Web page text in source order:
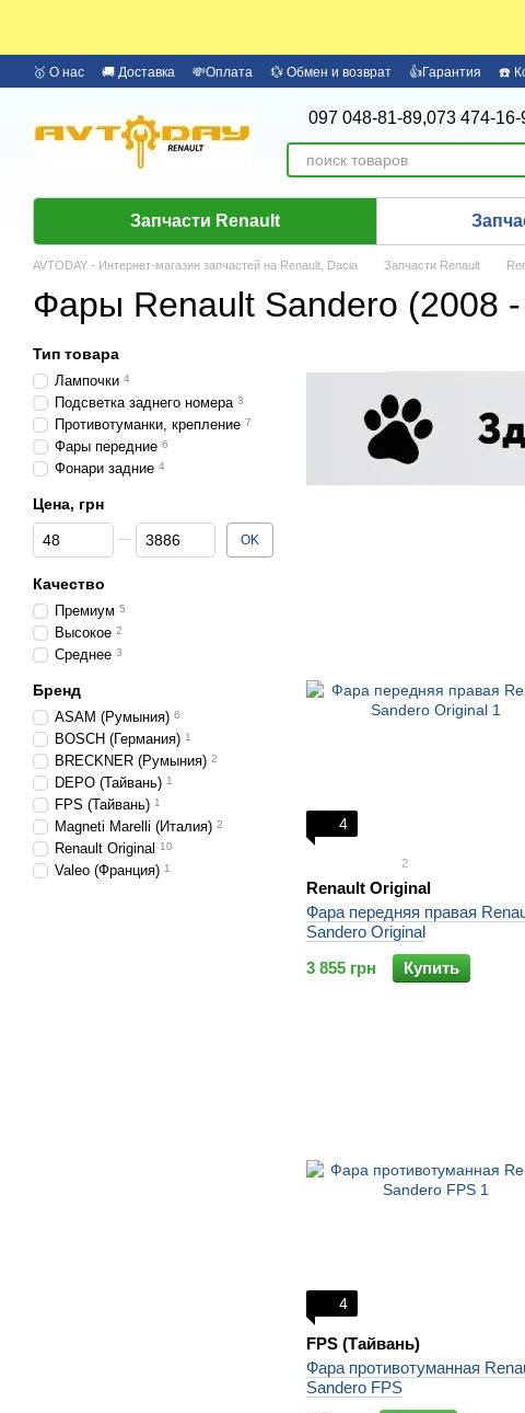
🥇 О нас 🚚 Доставка 💸Оплата 💱 Обмен и возврат 👍Гарантия ☎️
097 048-81-89,073 474-16-
Запчасти Renault
AVTODAY - Интернет-магазин запчастей на Renault, Dacia Запчасти Renault
Фары Renault Sandero (2008
4
2
Renault Original
Фара передняя правая
Sandero Original
3 855 грн
Купить
4
FPS (Тайвань)
Фара противотуманная
Sandero FPS
Тип товара
Лампочки 4
Подсветка заднего номера 3
Противотуманки, крепление 7
Фары передние 6
Фонари задние 4
Цена, грн
От Цена, грн
До Цена, грн OK
Качество
Премиум 5
Высокое 2
Среднее 3
Бренд
ASAM (Румыния) 6
BOSCH (Германия) 1
BRECKNER (Румыния) 2
DEPO (Тайвань) 1
FPS (Тайвань) 1
Magneti Marelli (Италия) 2
Renault Original 10
Valeo (Франция) 1